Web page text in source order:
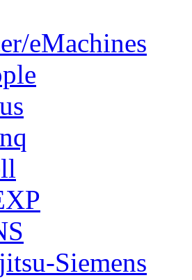
eMachines
Siemens